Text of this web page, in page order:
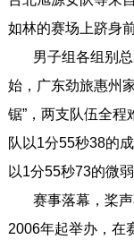
如林的赛场上跻身前
男子组各组别总
始，广东劲旅惠州
锯”，两支队伍全程
队以1分55秒38的
以1分55秒73的微
赛事落幕，桨声
2006年起举办，在